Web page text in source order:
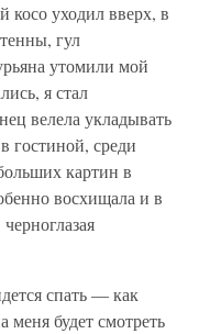
косо уходил вверх, в
гул
утомили мой
я стал
велела укладывать
гостиной, среди
картин в
восхищала и в
спать — как
будет смотреть